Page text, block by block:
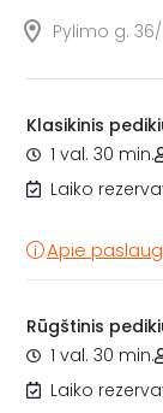
Pylimo g. 36/
Klasikinis
1 val. 30 min.
Laiko
Apie
Rūgštinis
1 val. 30 min.
Laiko